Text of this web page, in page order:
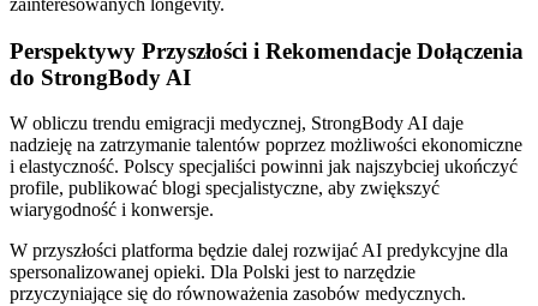
Perspektywy Przyszłości i Rekomendacje Dołączenia
do StrongBody AI
W obliczu trendu emigracji medycznej, StrongBody AI daje
nadzieję na zatrzymanie talentów poprzez możliwości ekonomiczne
i elastyczność. Polscy specjaliści powinni jak najszybciej ukończyć
profile, publikować blogi specjalistyczne, aby zwiększyć
wiarygodność i konwersje.
W przyszłości platforma będzie dalej rozwijać AI predykcyjne dla
spersonalizowanej opieki. Dla Polski jest to narzędzie
przyczyniające się do równoważenia zasobów medycznych.